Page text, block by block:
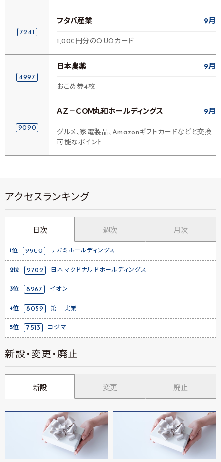
7241
フタバ産業 9月
1,000円分のQUOカード
4997
日本農薬 9月
おこめ券4枚
9090
ＡＺ－ＣＯＭ丸和ホールディングス 9月
グルメ、家電製品、Amazonギフトカードなどと交換
可能なポイント
アクセスランキング
日次 週次 月次
1位 9900 サガミホールディングス
2位 2702 日本マクドナルドホールディングス
3位 8267 イオン
4位 8059 第一実業
5位 7513 コジマ
新設・変更・廃止
新設 変更 廃止